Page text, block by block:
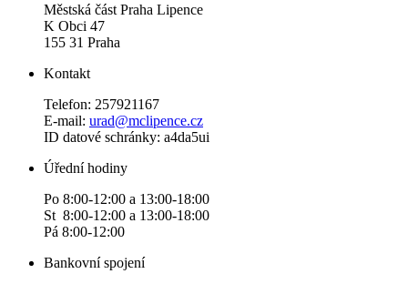
Městská část Praha Lipence
K Obci 47
155 31 Praha
Kontakt
Telefon: 257921167
E-mail: urad@mclipence.cz
ID datové schránky: a4da5ui
Úřední hodiny
Po 8:00-12:00 a 13:00-18:00
St 8:00-12:00 a 13:00-18:00
Pá 8:00-12:00
Bankovní spojení